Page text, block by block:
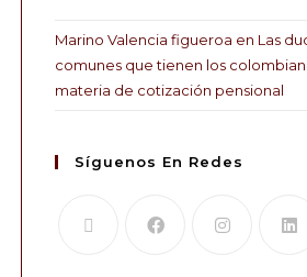
Marino Valencia figueroa en Las
comunes que tienen los
materia de cotización pensional
Síguenos En Redes